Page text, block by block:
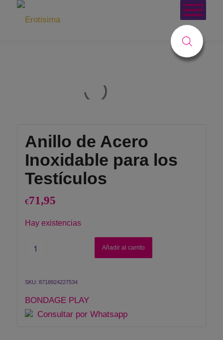
Usted está aquí: Inicio
Anillo de Acero
Inoxidable para los
Testículos
€71,95
Hay existencias
Añadir al carrito
SKU: 8718924227534
BONDAGE PLAY
Consultar por Whatsapp